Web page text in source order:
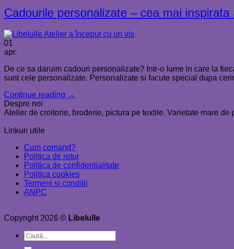
Cadourile personalizate – cea mai inspirata
01
apr.
De ce sa daruim cadouri personalizate? Intr-o lume in care la
sunt cele personalizate. Personalizate si facute special dupa
Continue reading →
Despre noi
Atelier de croitorie, broderie, pictura pe textile. Varietate mare
Linkuri utile
Cum comand?
Politica de retur
Politica de confidentialitate
Politica cookies
Termeni si conditii
ANPC
Copyright 2026 © Libelulle
Caută
după: